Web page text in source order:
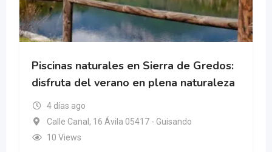
Piscinas naturales en Sierra de Gredos:
disfruta del verano en plena naturaleza
4 días ago
Calle Canal, 16 Ávila 05417 - Guisando
10 Views